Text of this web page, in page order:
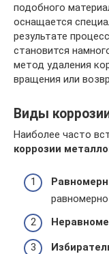
подобного
оснащается
результате
становится
метод удаления
вращения или
Виды
Наиболее часто
коррозии
равномерно